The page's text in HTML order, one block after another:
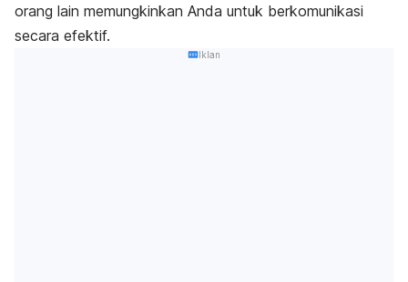
orang lain memungkinkan Anda untuk berkomunikasi
secara efektif.
Iklan